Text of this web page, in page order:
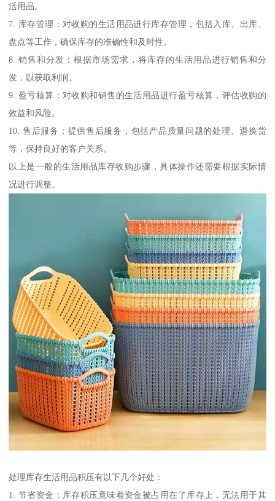
活用品。
7. 库存管理：对收购的生活用品进行库存管理，包括入库、出库、
盘点等工作，确保库存的准确性和及时性。
8. 销售和分发：根据市场需求，将库存的生活用品进行销售和分
发，以获取利润。
9. 盈亏核算：对收购和销售的生活用品进行盈亏核算，评估收购的
效益和风险。
10. 售后服务：提供售后服务，包括产品质量问题的处理、退换货
等，保持良好的客户关系。
以上是一般的生活用品库存收购步骤，具体操作还需要根据实际情
况进行调整。
处理库存生活用品积压有以下几个好处：
1. 节省资金：库存积压意味着资金被占用在了库存上，无法用于其